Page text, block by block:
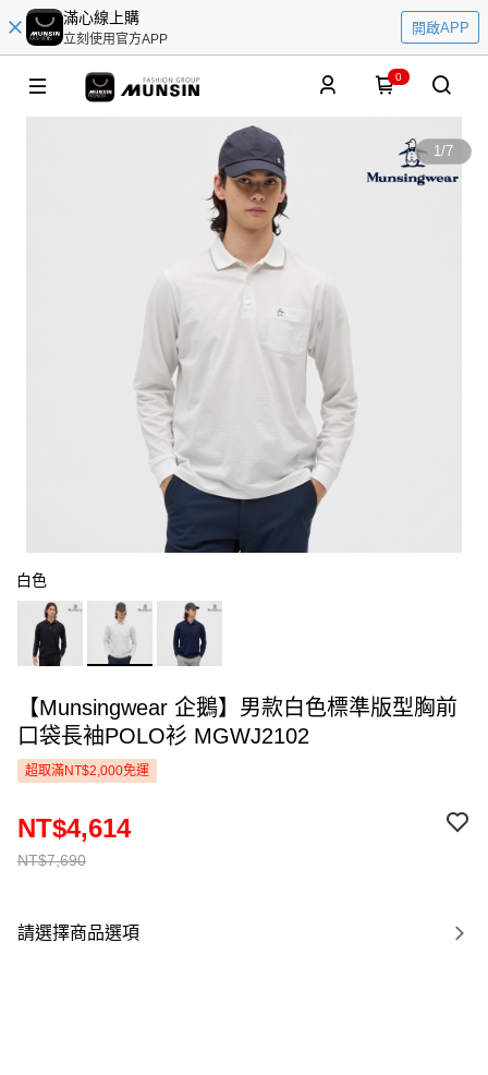
滿心線上購
立刻使用官方APP
開啟APP
0
1/7
白色
【Munsingwear 企鵝】男款白色標準版型胸前
口袋長袖POLO衫 MGWJ2102
超取滿NT$2,000免運
NT$7,690
NT$4,614
請選擇商品選項